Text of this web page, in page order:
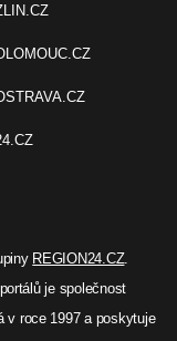
REGION24.CZ.
je společnost
v roce 1997 a poskytuje